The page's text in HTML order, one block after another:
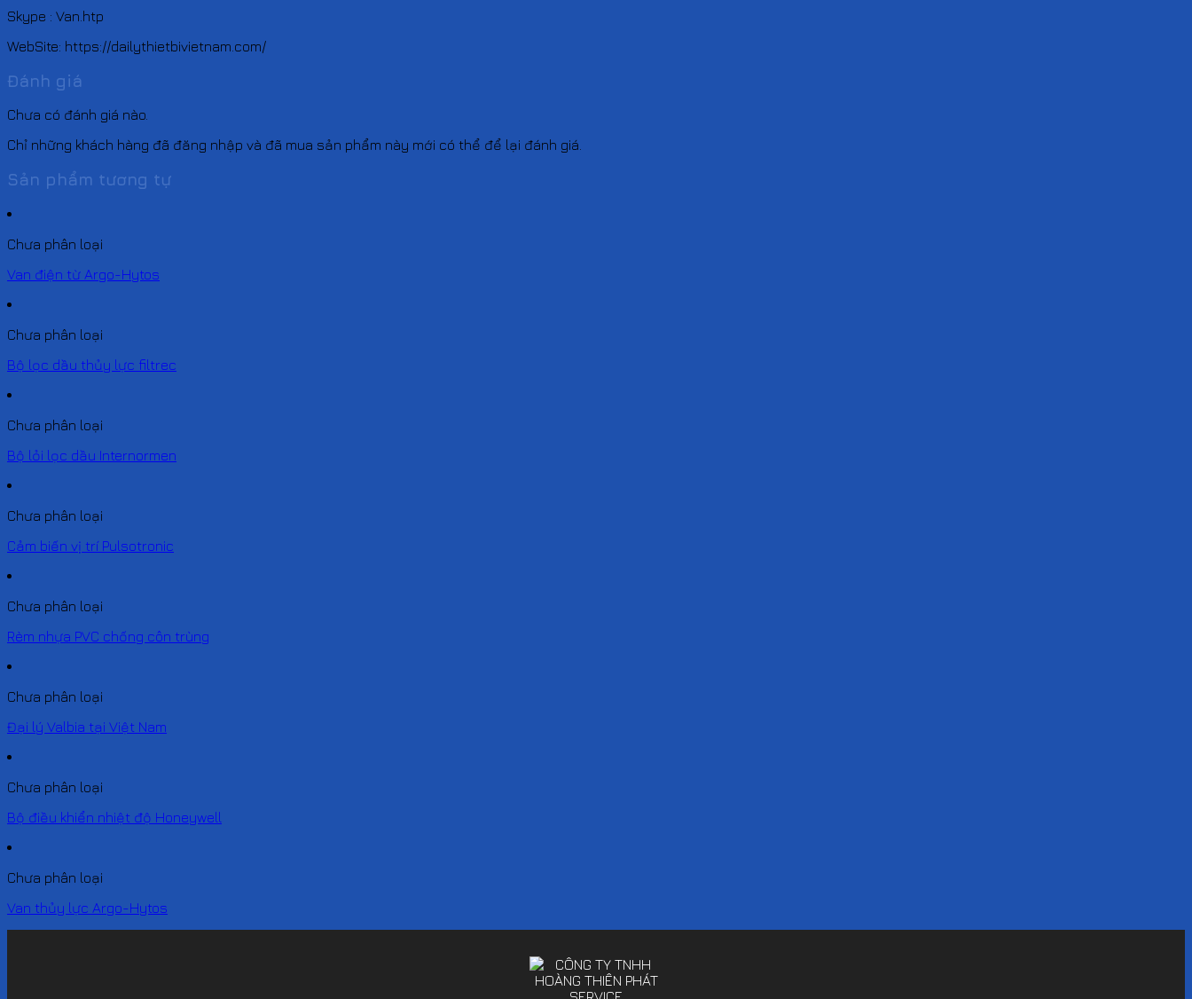
Skype : Van.htp
WebSite: https://dailythietbivietnam.com/
Đánh giá
Chưa có đánh giá nào.
Chỉ những khách hàng đã đăng nhập và đã mua sản phẩm này mới có thể để lại đánh giá.
Sản phẩm tương tự
Chưa phân loại
Van điện từ Argo-Hytos
Chưa phân loại
Bộ lọc dầu thủy lực filtrec
Chưa phân loại
Bộ lỏi lọc dầu Internormen
Chưa phân loại
Cảm biến vị trí Pulsotronic
Chưa phân loại
Rèm nhựa PVC chống côn trùng
Chưa phân loại
Đại lý Valbia tại Việt Nam
Chưa phân loại
Bộ điều khiển nhiệt độ Honeywell
Chưa phân loại
Van thủy lực Argo-Hytos